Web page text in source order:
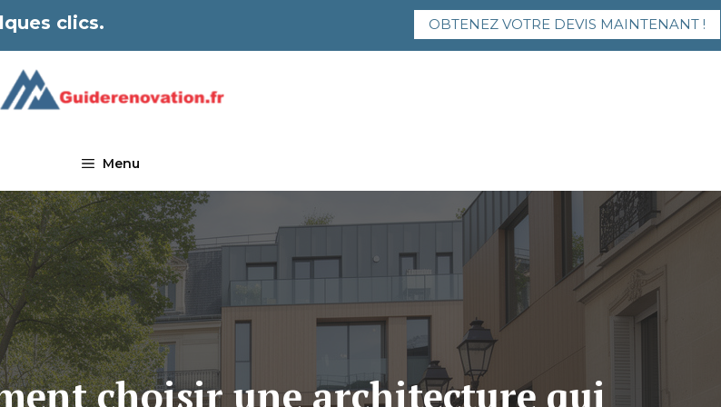
clics. OBTENEZ VOTRE DEVIS MAINTENANT !
Menu
choisir une architecture qui